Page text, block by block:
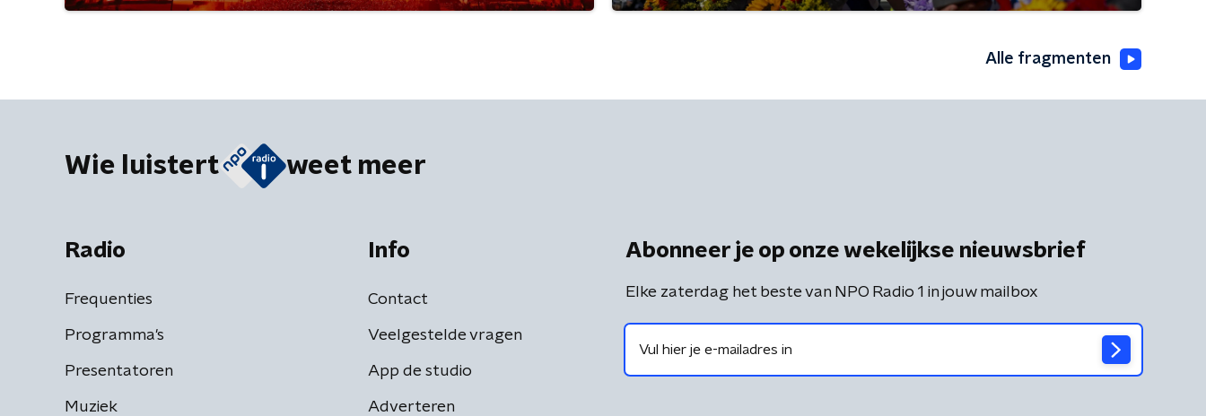
Alle fragmenten
Wie luistert weet meer
Radio
Frequenties
Programma's
Presentatoren
Muziek
Info
Contact
Veelgestelde vragen
App de studio
Adverteren
Abonneer je op onze wekelijkse nieuwsbrief
Elke zaterdag het beste van NPO Radio 1 in jouw mailbox